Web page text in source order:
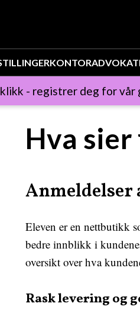
KONTORADVOKAT
- registrer deg for vår
Hva sier
Anmeldelser
Eleven er en nettbutikk
bedre innblikk i
oversikt over hva
Rask levering og